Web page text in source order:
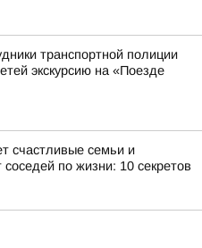
транспортной полиции
экскурсию на «Поезде
счастливые семьи и
соседей по жизни: 10 секретов